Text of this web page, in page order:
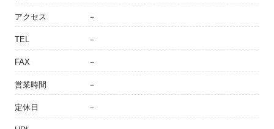
アクセス －
TEL －
FAX －
営業時間 －
定休日 －